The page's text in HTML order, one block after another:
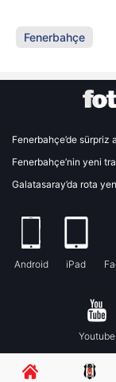
Fenerbahçe
Fenerbahçe’de sürpriz
Fenerbahçe’nin yeni
Galatasaray’da rota
Android iPad
Youtube